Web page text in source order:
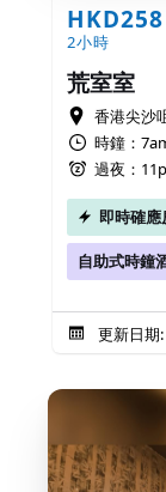
HKD258
2小時
荒室室
香港尖沙
時鐘：
過夜：
即時確應
自助式時鐘
更新日期